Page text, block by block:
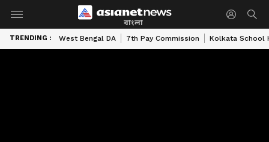
বাংলা
TRENDING : West Bengal DA 7th Pay Commission Kolkata School